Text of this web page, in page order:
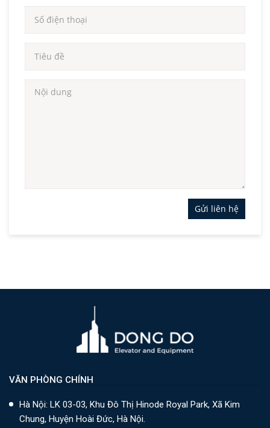
Gửi liên hệ
VĂN PHÒNG CHÍNH
Hà Nội: LK 03-03, Khu Đô Thị Hinode Royal Park, Xã Kim
Chung, Huyện Hoài Đức, Hà Nội.